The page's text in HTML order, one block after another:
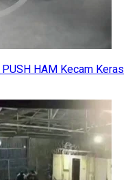
HAM Kecam Keras